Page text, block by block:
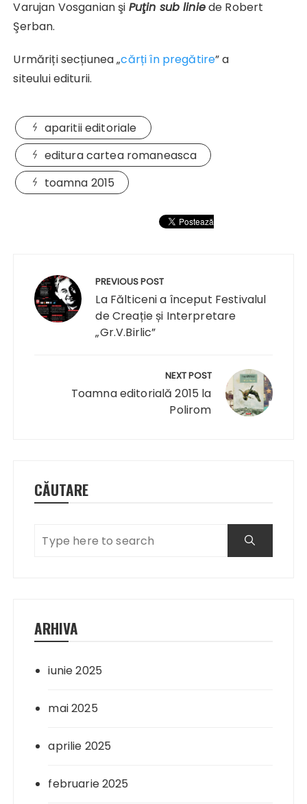
Varujan Vosganian şi Puţin sub liniede Robert
Şerban.
Urmăriți secțiunea „cărți în pregătire” a
siteului editurii.
aparitii editoriale
editura cartea romaneasca
toamna 2015
articole
PREVIOUS POST
La Fălticeni a început Festivalul
de Creație și Interpretare
„Gr.V.Birlic”
NEXT POST
Toamna editorială 2015 la
Polirom
CĂUTARE
ARHIVA
iunie 2025
mai 2025
aprilie 2025
februarie 2025